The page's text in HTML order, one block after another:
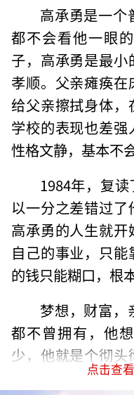
高承勇是一个
都不会看他一眼
子，高承勇是最
孝顺。父亲瘫痪
给父亲擦拭身体
学校的表现也差
性格文静，基本不
1984年，复读
以一分之差错过了
高承勇的人生就
自己的事业，只
的钱只能糊口，根
梦想，财富，
都不曾拥有，他
少，他就是个彻
许自己失败，而
点击查